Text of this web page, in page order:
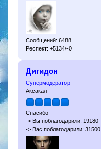
Сообщений: 6488
Респект: +5134/-0
Дигидон
Супермодератор
Аксакал
Спасибо
-> Вы поблагодарили: 19180
-> Вас поблагодарили: 31500